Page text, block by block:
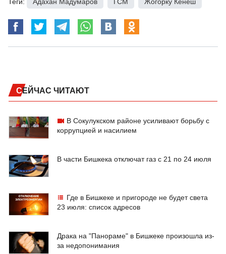
СЕЙЧАС ЧИТАЮТ
В Сокулукском районе усиливают борьбу с
коррупцией и насилием
В части Бишкека отключат газ с 21 по 24 июля
Где в Бишкеке и пригороде не будет света
23 июля: список адресов
Драка на "Панораме" в Бишкеке произошла из-
за недопонимания